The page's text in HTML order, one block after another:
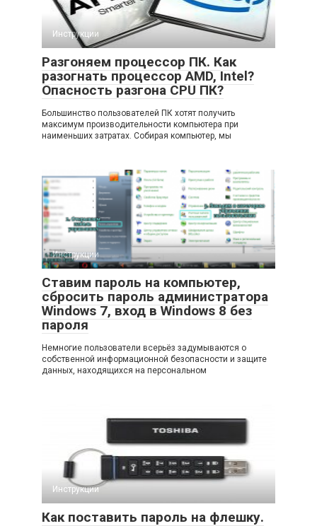
Инструкции
Разгоняем процессор ПК. Как
разогнать процессор AMD, Intel?
Опасность разгона CPU ПК?
Большинство пользователей ПК хотят получить
максимум производительности компьютера при
наименьших затратах. Собирая компьютер, мы
Инструкции
Ставим пароль на компьютер,
сбросить пароль администратора
Windows 7, вход в Windows 8 без
пароля
Немногие пользователи всерьёз задумываются о
собственной информационной безопасности и защите
данных, находящихся на персональном
Инструкции
Как поставить пароль на флешку.